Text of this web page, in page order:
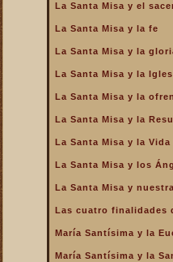
todos los bienes
La Santa Misa le da la
a cargar nuestra cruz
La Santa Misa nos
La Santa Misa nos libra
infierno y nos da la
La Santa Misa nos purifica
sacrificio de Cristo
La Santa Misa por los
La Santa Misa y el
La Santa Misa y la fe
La Santa Misa y la
La Santa Misa y la
La Santa Misa y la
La Santa Misa y la
La Santa Misa y la Vida
La Santa Misa y los
La Santa Misa y
Las cuatro finalidades
María Santísima y la
María Santísima y la